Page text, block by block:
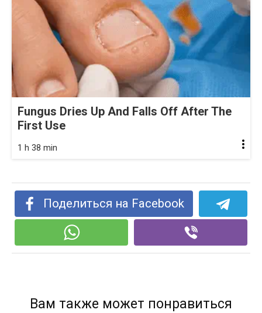
Fungus Dries Up And Falls Off After The
First Use
1 h 38 min
Поделиться на Facebook
Вам также может понравиться